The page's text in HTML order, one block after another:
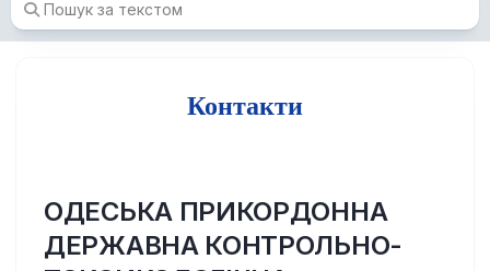
content
Контакти
ОДЕСЬКА ПРИКОРДОННА
ДЕРЖАВНА КОНТРОЛЬНО-